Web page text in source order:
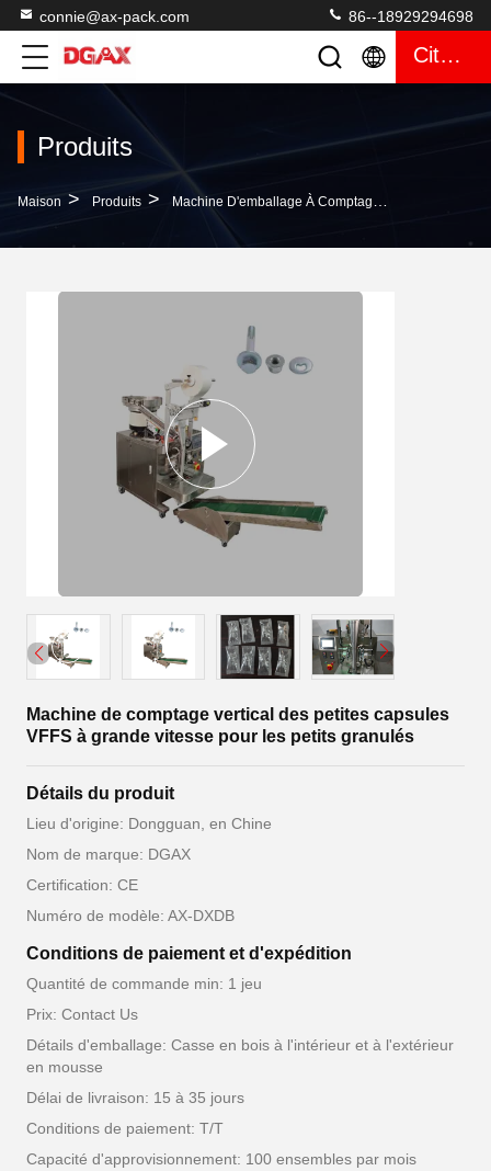
connie@ax-pack.com 86--18929294698
Citation
Produits
Maison > Produits > Machine D'emballage À Comptage Visuel
Machine de comptage vertical des petites capsules
VFFS à grande vitesse pour les petits granulés
Détails du produit
Lieu d'origine: Dongguan, en Chine
Nom de marque: DGAX
Certification: CE
Numéro de modèle: AX-DXDB
Conditions de paiement et d'expédition
Quantité de commande min: 1 jeu
Prix: Contact Us
Détails d'emballage: Casse en bois à l'intérieur et à l'extérieur
en mousse
Délai de livraison: 15 à 35 jours
Conditions de paiement: T/T
Capacité d'approvisionnement: 100 ensembles par mois